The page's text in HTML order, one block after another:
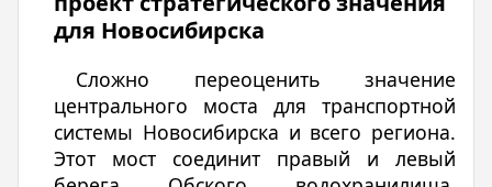
для Новосибирска
Сложно переоценить значение
центрального моста для транспортной
системы Новосибирска и всего региона.
Этот мост соединит правый и левый